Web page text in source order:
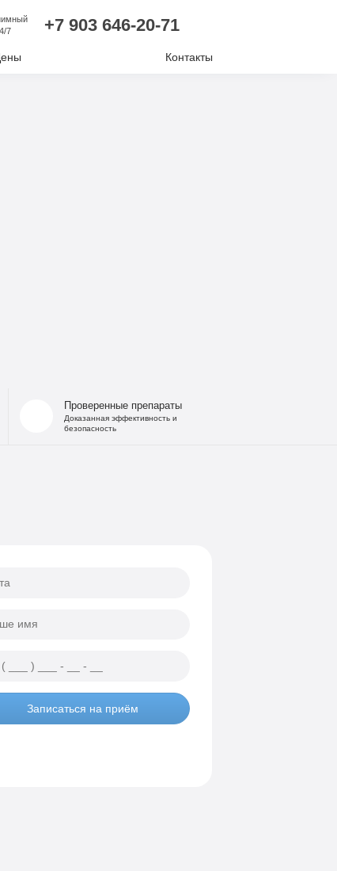
7
+7 903 646-20-71
Контакты
Проверенные препараты
Доказанная эффективность и
безопасность
Записаться на приём